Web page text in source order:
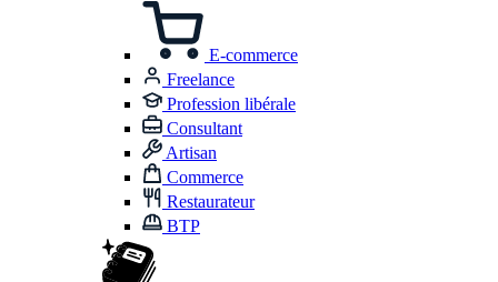
E-commerce
Freelance
Profession libérale
Consultant
Artisan
Commerce
Restaurateur
BTP